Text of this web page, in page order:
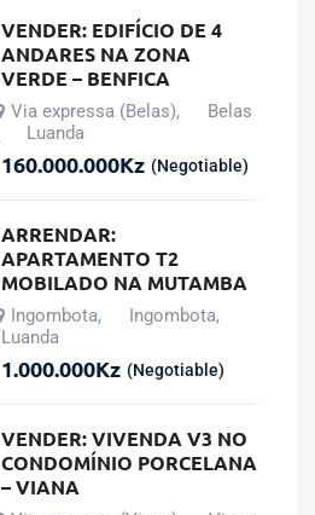
VENDER: EDIFÍCIO DE 4
ANDARES NA ZONA
VERDE – BENFICA
Via expressa (Belas), Belas
Luanda
160.000.000Kz (Negotiable)
ARRENDAR:
APARTAMENTO T2
MOBILADO NA MUTAMBA
Ingombota, Ingombota,
Luanda
1.000.000Kz (Negotiable)
VENDER: VIVENDA V3 NO
CONDOMÍNIO PORCELANA
– VIANA